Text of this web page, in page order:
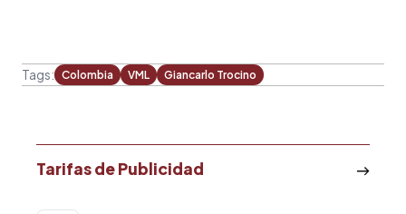
Tags: Colombia VML Giancarlo Trocino
Tarifas de Publicidad